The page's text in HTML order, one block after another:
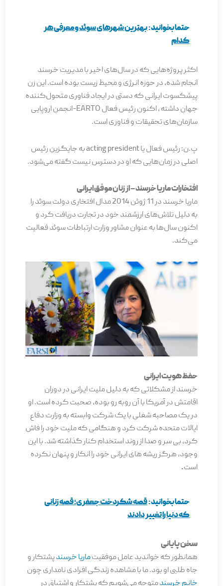
حتما بخوانید:بهترین شهرهای سوئد و معرفی هر
کدام
اکثر پروژه‌هایی که در سال‌های اخیر با مدیریت خرسند
انجام شده، در حوزه انرژی و محیط زیست بوده است. این زن
پیشکسوت ایرانی که دستی در ایجاد فناوری متحول‌کننده
جهان داشته ، اکنون رئیس فعال EARTO-انجمن اروپایی
سازمان‌های تحقیقات و فناوری است.
پ.ن: رئیس فعال یا acting president به جایگزین رئیس
اصلی در زمان‌هایی که او در دسترس نیست گفته می‌شود.
افتخارات ماریا خرسند – از زنان موفق ایرانی
ماریا خرسند در 11 ژوئن 2014 مدال افتخاری دولت سوئد را
به دلیل تلاش‌های ارزشمند خود در تجارت دریافت کرد و
اکنون سال‌ها به عنوان مشاور وزارت ارتباطات سوئد فعالیت
می‌کند.
حفظ هویت ایرانی
خرسند از مشکلاتی که به دلیل ملیت ایرانی در دوران
اقامتش در آمریکا با آن روبه رو بوده، صحبت کرده است. او
در یک مصاحبه شغلی با یک شرکت وابسته به وزارت دفاع
ایالات متحده شرکت کرد و هنگامی که ملیت خود را فاش
کرد، بی سر و صدا از روند استخدام کنار گذاشته شد. با این
وجود، هرگز ریشه های ایرانی خود را انکار و پنهان نکرده
است.
حتما بخوانید:قصه شکردخت جعفری؛ قصه زنانی
که دنیا را تغییر دادند
سخن پایانی
همانطور که خواندید عامل موفقیتماریا خرسندپشتکار و
جاه طلبی او بود. ما با مشاهده زندگی افرادی نامداری چون
خانم خرسندمتوجه می‌شویم که پشتکار و اشتیاق در